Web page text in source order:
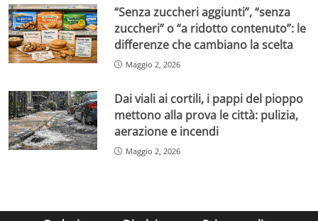
“Senza zuccheri aggiunti”, “senza
zuccheri” o “a ridotto contenuto”: le
differenze che cambiano la scelta
Maggio 2, 2026
Dai viali ai cortili, i pappi del pioppo
mettono alla prova le città: pulizia,
aerazione e incendi
Maggio 2, 2026